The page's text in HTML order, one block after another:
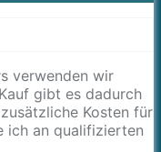
verwenden wir
gibt es dadurch
Kosten für
ich an qualifizierten